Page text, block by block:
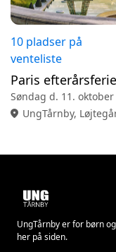
10 pladser på
venteliste
location_on UngTårnby,
UngTårnby er for børn
her på siden.